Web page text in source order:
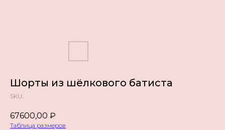
Шорты из шёлкового батиста
SKU:
67600,00 ₽
Таблица размеров